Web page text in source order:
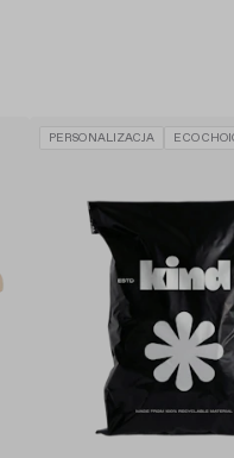
PERSONALIZACJA ECO